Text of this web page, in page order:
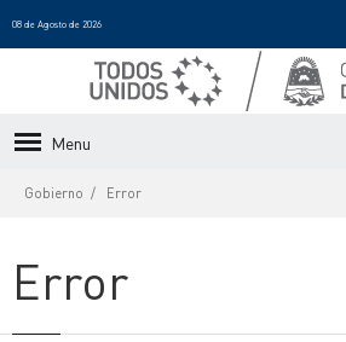
08 de Agosto de 2026
Menu
Gobierno Error
Error